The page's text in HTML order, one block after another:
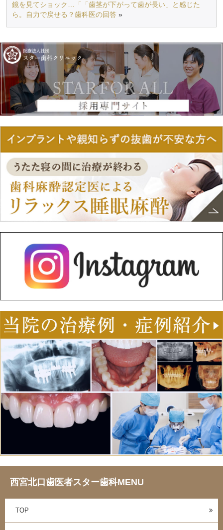
鏡を見てショック…「「歯茎が下がって歯が長い」と感じた
ら。自力で戻せる？歯科医の回答 »
西宮北口歯医者スター歯科MENU
TOP